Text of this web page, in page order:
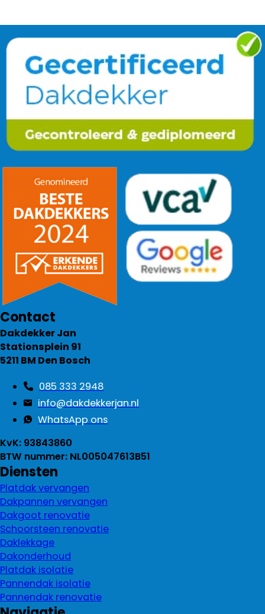
Contact
Dakdekker Jan
Stationsplein 91
5211 BM Den Bosch
085 333 2948
info@dakdekkerjan.nl
WhatsApp ons
KvK: 93843860
BTW nummer: NL005047613B51
Diensten
Platdak vervangen
Dakpannen vervangen
Dakgoot renovatie
Schoorsteen renovatie
Daklekkage
Dakonderhoud
Platdak isolatie
Pannendak isolatie
Pannendak renovatie